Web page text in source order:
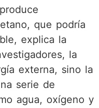
que podría
explica la
la
externa, sino la
serie de
agua, oxígeno y